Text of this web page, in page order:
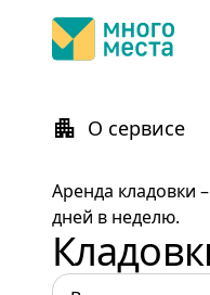
О сервисе
Аренда кладовки
дней в неделю.